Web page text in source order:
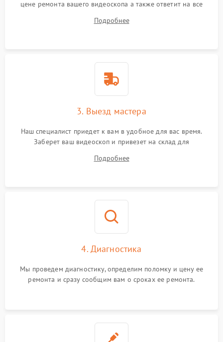
цене ремонта вашего видеоскопа а также ответит на все
Подробнее
3. Выезд мастера
Наш специалист приедет к вам в удобное для вас время.
Заберет ваш видеоскоп и привезет на склад для
Подробнее
4. Диагностика
Мы проведем диагностику, определим поломку и цену ее
ремонта и сразу сообщим вам о сроках ее ремонта.